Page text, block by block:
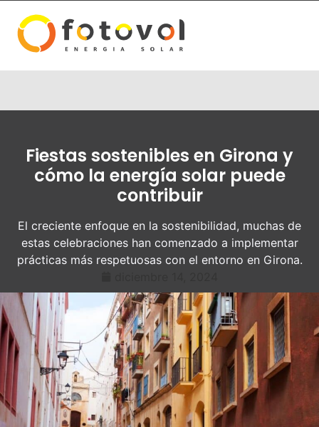
Fiestas sostenibles en Girona y
cómo la energía solar puede
contribuir
El creciente enfoque en la sostenibilidad, muchas de
estas celebraciones han comenzado a implementar
prácticas más respetuosas con el entorno en Girona.